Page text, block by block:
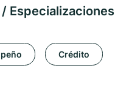
Especializaciones
Crédito